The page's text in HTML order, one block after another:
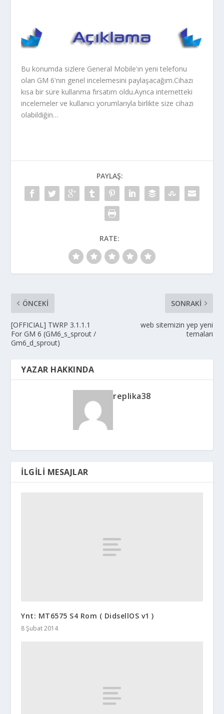
Bu konumda sizlere General Mobile'ın yeni telefonu
olan GM 6'nın genel incelemesini paylaşacağım.Cihazı
kısa bir süre kullanma fırsatım oldu.Ayrıca internetteki
incelemeler ve kullanıcı yorumlarıyla birlikte size cihazı
olabildiğin…
PAYLAŞ:
RATE:
ÖNCEKI
[OFFICIAL] TWRP 3.1.1.1
For GM 6 (GM6_s_sprout /
Gm6_d_sprout)
SONRAKI
web sitemizin yep yeni
temaları
YAZAR HAKKINDA
replika38
İLGILI MESAJLAR
Ynt: MT6575 S4 Rom ( DidsellOS v1 )
8 Şubat 2014